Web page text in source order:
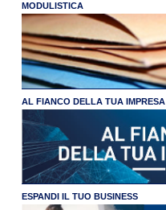
MODULISTICA
AL FIANCO DELLA TUA IMPRESA
ESPANDI IL TUO BUSINESS